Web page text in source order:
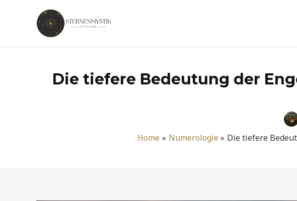
Die tiefere Bedeutung der
Home
Numerologie Die tiefere